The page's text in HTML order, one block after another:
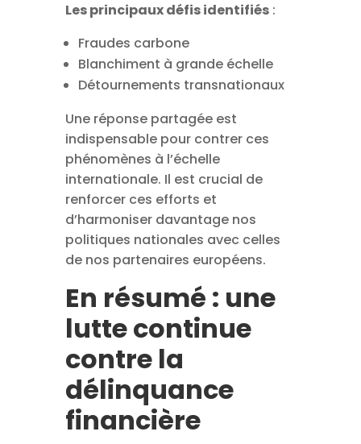
Les principaux défis identifiés:
Fraudes carbone
Blanchiment à grande échelle
Détournements transnationaux
Une réponse partagée est
indispensable pour contrer ces
phénomènes à l’échelle
internationale. Il est crucial de
renforcer ces efforts et
d’harmoniser davantage nos
politiques nationales avec celles
de nos partenaires européens.
En résumé : une
lutte continue
contre la
délinquance
financière